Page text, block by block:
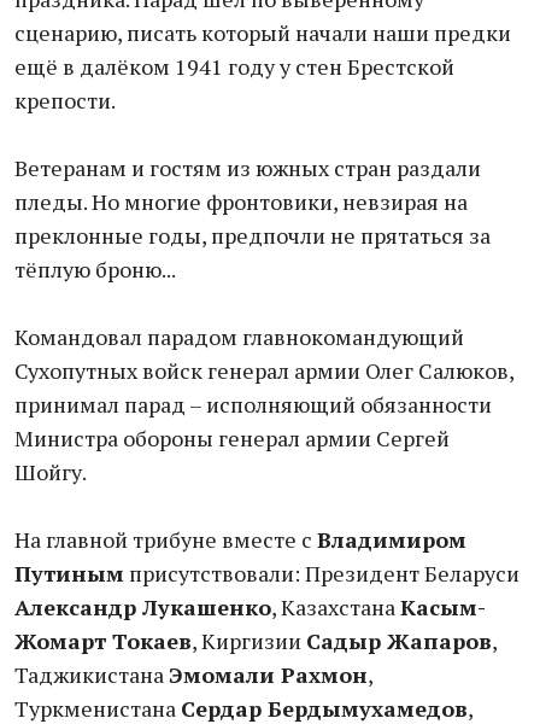
сценарию, писать который начали наши предки
ещё в далёком 1941 году у стен Брестской
крепости.
Ветеранам и гостям из южных стран раздали
пледы. Но многие фронтовики, невзирая на
преклонные годы, предпочли не прятаться за
тёплую броню...
Командовал парадом главнокомандующий
Сухопутных войск генерал армии Олег Салюков,
принимал парад – исполняющий обязанности
Министра обороны генерал армии Сергей
Шойгу.
На главной трибуне вместе с Владимиром
Путиным присутствовали: Президент Беларуси
Александр Лукашенко, КазахстанаКасым-
Жомарт Токаев, Киргизии Садыр Жапаров,
ТаджикистанаЭмомали Рахмон,
Туркменистана Сердар Бердымухамедов,